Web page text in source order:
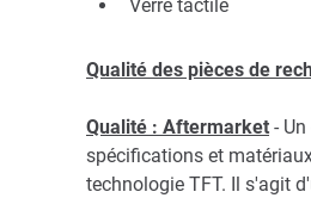
Verre tactile
Qualité des pièces de
Qualité : Aftermarket -
spécifications et
technologie TFT. Il s'agit